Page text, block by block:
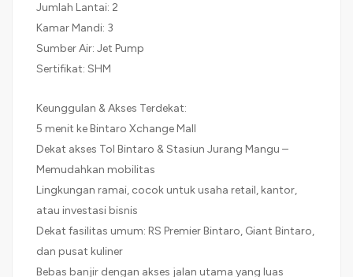
Jumlah Lantai: 2
Kamar Mandi: 3
Sumber Air: Jet Pump
Sertifikat: SHM
Keunggulan & Akses Terdekat:
5 menit ke Bintaro Xchange Mall
Dekat akses Tol Bintaro & Stasiun Jurang Mangu –
Memudahkan mobilitas
Lingkungan ramai, cocok untuk usaha retail, kantor,
atau investasi bisnis
Dekat fasilitas umum: RS Premier Bintaro, Giant Bintaro,
dan pusat kuliner
Bebas banjir dengan akses jalan utama yang luas